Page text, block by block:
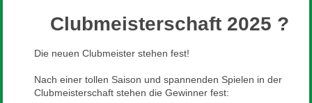
Clubmeisterschaft 2025 ?
Die neuen Clubmeister stehen fest!
Nach einer tollen Saison und spannenden Spielen in der
Clubmeisterschaft stehen die Gewinner fest: